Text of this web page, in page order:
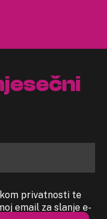
privatnosti te
email za slanje e-